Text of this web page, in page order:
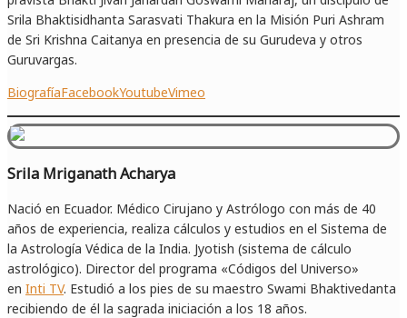
Srila Bhaktisidhanta Sarasvati Thakura en la Misión Puri Ashram
de Sri Krishna Caitanya en presencia de su Gurudeva y otros
Guruvargas.
BiografíaFacebookYoutubeVimeo
Srila Mriganath Acharya
Nació en Ecuador. Médico Cirujano y Astrólogo con más de 40
años de experiencia, realiza cálculos y estudios en el Sistema de
la Astrología Védica de la India. Jyotish (sistema de cálculo
astrológico). Director del programa «Códigos del Universo»
en Inti TV. Estudió a los pies de su maestro Swami Bhaktivedanta
recibiendo de él la sagrada iniciación a los 18 años.